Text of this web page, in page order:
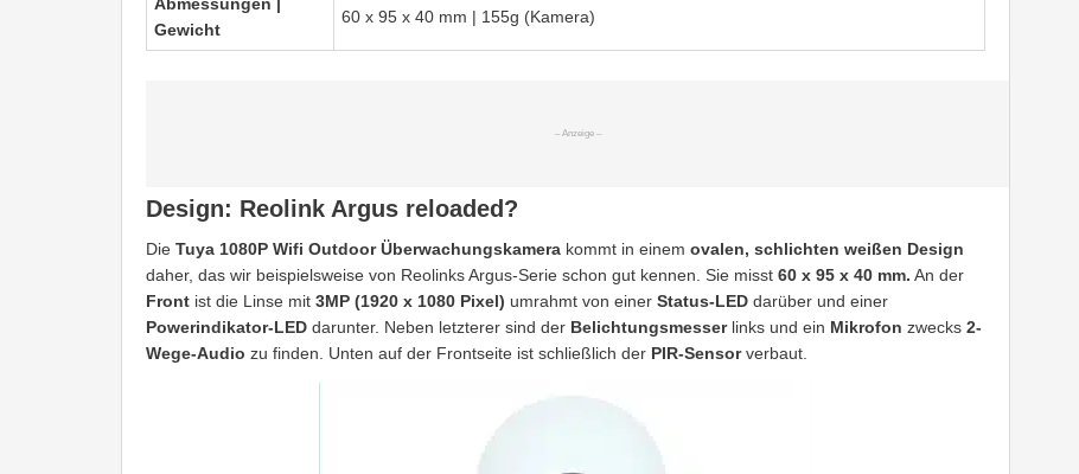
Gewicht
60 x 95 x 40 mm | 155g (Kamera)
Design: Reolink Argus reloaded?
Die Tuya 1080P Wifi Outdoor Überwachungskamera kommt in einem ovalen, schlichten weißen Design
daher, das wir beispielsweise von Reolinks Argus-Serie schon gut kennen. Sie misst 60 x 95 x 40 mm. An der
Front ist die Linse mit 3MP (1920 x 1080 Pixel) umrahmt von einer Status-LED darüber und einer
Powerindikator-LED darunter. Neben letzterer sind der Belichtungsmesserlinks und ein Mikrofon zwecks 2-
Wege-Audio zu finden. Unten auf der Frontseite ist schließlich der PIR-Sensorverbaut.